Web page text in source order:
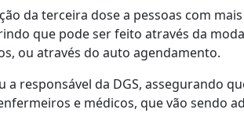
da terceira dose a pessoas com mais
que pode ser feito através da
ou através do auto agendamento.
a responsável da DGS, assegurando
e médicos, que vão sendo